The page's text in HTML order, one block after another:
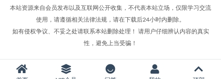
本站资源来自会员发布以及互联网公开收集，不代表本站立场，仅限学习交流
使用，请遵循相关法律法规，请在下载后24小时内删除。
如有侵权争议、不妥之处请联系本站删除处理！ 请用户仔细辨认内容的真实
性，避免上当受骗！